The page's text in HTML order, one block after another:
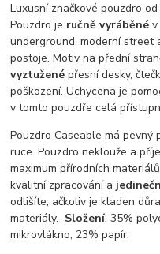
Luxusní značkové pouzdro
Pouzdro je ručně vyráběné v
underground, moderní street
postoje. Motiv na přední
vyztužené přesní desky,
poškození. Uchycena je
v tomto pouzdře celá
Pouzdro Caseable má pevný
ruce. Pouzdro neklouže a
maximum přírodních
kvalitní zpracování a
odlišíte, ačkoliv je kladen
materiály. Složení: 35%
mikrovlákno, 23% papír.